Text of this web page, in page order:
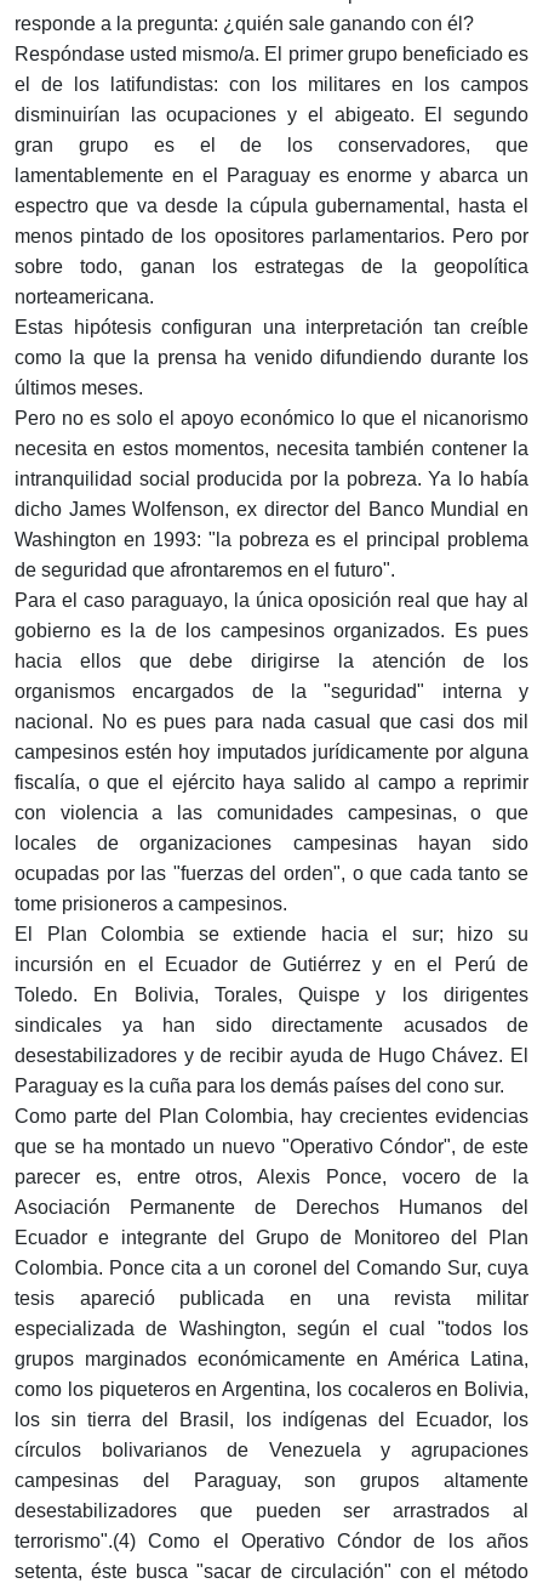
responde a la pregunta: ¿quién sale ganando con él?
Respóndase usted mismo/a. El primer grupo beneficiado es
el de los latifundistas: con los militares en los campos
disminuirían las ocupaciones y el abigeato. El segundo
gran grupo es el de los conservadores, que
lamentablemente en el Paraguay es enorme y abarca un
espectro que va desde la cúpula gubernamental, hasta el
menos pintado de los opositores parlamentarios. Pero por
sobre todo, ganan los estrategas de la geopolítica
norteamericana.
Estas hipótesis configuran una interpretación tan creíble
como la que la prensa ha venido difundiendo durante los
últimos meses.
Pero no es solo el apoyo económico lo que el nicanorismo
necesita en estos momentos, necesita también contener la
intranquilidad social producida por la pobreza. Ya lo había
dicho James Wolfenson, ex director del Banco Mundial en
Washington en 1993: "la pobreza es el principal problema
de seguridad que afrontaremos en el futuro".
Para el caso paraguayo, la única oposición real que hay al
gobierno es la de los campesinos organizados. Es pues
hacia ellos que debe dirigirse la atención de los
organismos encargados de la "seguridad" interna y
nacional. No es pues para nada casual que casi dos mil
campesinos estén hoy imputados jurídicamente por alguna
fiscalía, o que el ejército haya salido al campo a reprimir
con violencia a las comunidades campesinas, o que
locales de organizaciones campesinas hayan sido
ocupadas por las "fuerzas del orden", o que cada tanto se
tome prisioneros a campesinos.
El Plan Colombia se extiende hacia el sur; hizo su
incursión en el Ecuador de Gutiérrez y en el Perú de
Toledo. En Bolivia, Torales, Quispe y los dirigentes
sindicales ya han sido directamente acusados de
desestabilizadores y de recibir ayuda de Hugo Chávez. El
Paraguay es la cuña para los demás países del cono sur.
Como parte del Plan Colombia, hay crecientes evidencias
que se ha montado un nuevo "Operativo Cóndor", de este
parecer es, entre otros, Alexis Ponce, vocero de la
Asociación Permanente de Derechos Humanos del
Ecuador e integrante del Grupo de Monitoreo del Plan
Colombia. Ponce cita a un coronel del Comando Sur, cuya
tesis apareció publicada en una revista militar
especializada de Washington, según el cual "todos los
grupos marginados económicamente en América Latina,
como los piqueteros en Argentina, los cocaleros en Bolivia,
los sin tierra del Brasil, los indígenas del Ecuador, los
círculos bolivarianos de Venezuela y agrupaciones
campesinas del Paraguay, son grupos altamente
desestabilizadores que pueden ser arrastrados al
terrorismo".(4) Como el Operativo Cóndor de los años
setenta, éste busca "sacar de circulación" con el método